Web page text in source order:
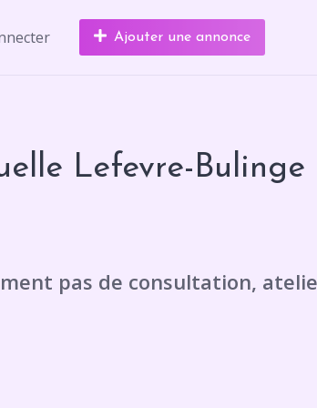
Ajouter une annonce
Lefevre-Bulinge